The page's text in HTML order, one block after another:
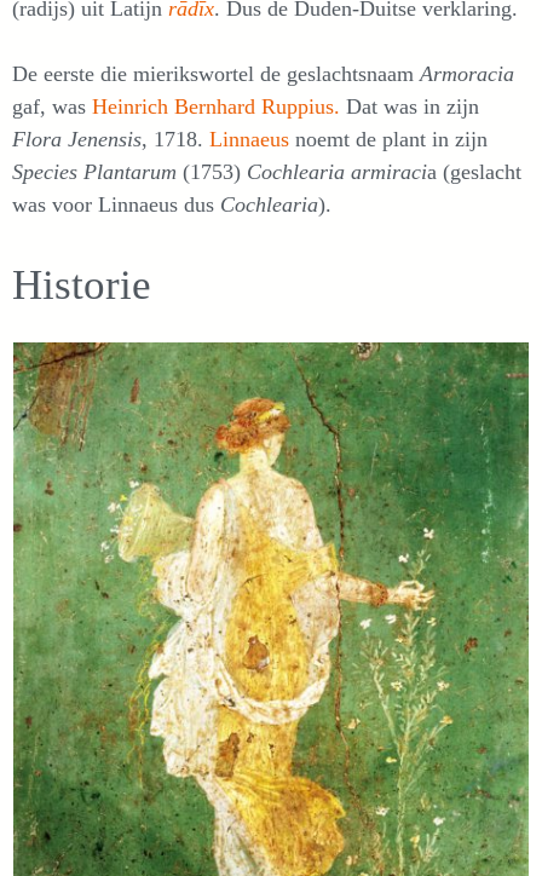
(radijs) uit Latijn rādīx. Dus de Duden-Duitse verklaring.
De eerste die mierikswortel de geslachtsnaam Armoracia
gaf, was Heinrich Bernhard Ruppius. Dat was in zijn
Flora Jenensis, 1718. Linnaeus noemt de plant in zijn
Species Plantarum (1753) Cochlearia armiracia (geslacht
was voor Linnaeus dus Cochlearia).
Historie